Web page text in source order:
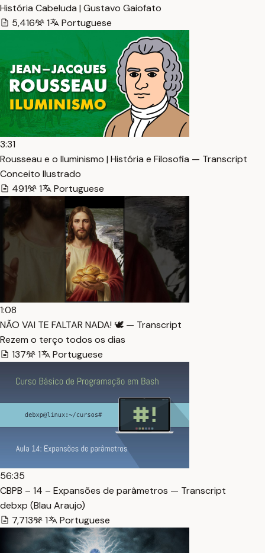
História Cabeluda | Gustavo Gaiofato
5,416
1 Portuguese
3:31
Rousseau e o Iluminismo | História e Filosofia — Transcript
Conceito Ilustrado
491
1 Portuguese
1:08
NÃO VAI TE FALTAR NADA! 🕊️ — Transcript
Rezem o terço todos os dias
137
1 Portuguese
56:35
CBPB – 14 – Expansões de parâmetros — Transcript
debxp (Blau Araujo)
7,713
1 Portuguese